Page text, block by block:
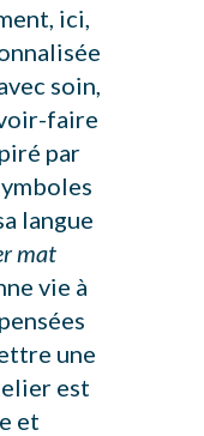
ici,
soin,
faire
par
langue
mat
vie à
une
est
et